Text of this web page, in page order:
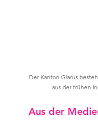
Der Kanton Glarus
aus der frühen
Aus der